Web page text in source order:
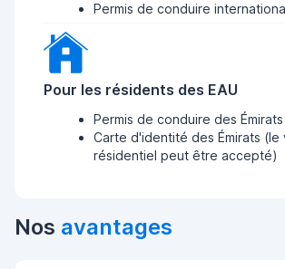
Permis de conduire
Pour les résidents des EAU
Permis de conduire des
Carte d'identité des Émirats (le
résidentiel peut être accepté)
Nos avantages